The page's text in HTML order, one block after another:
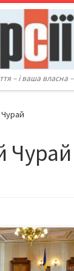
– і ваша власна
Чурай
Чурай
обласній
відбулася
буковинців-